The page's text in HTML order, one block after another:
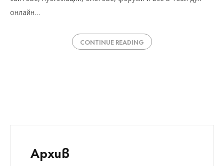
онлайн…
CONTINUE READING
Архив